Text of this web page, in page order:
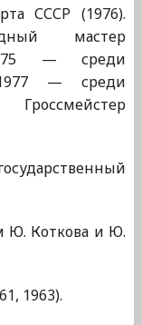
СССР (1976).
мастер
— среди
— среди
Ю. Коткова и Ю.
1963).